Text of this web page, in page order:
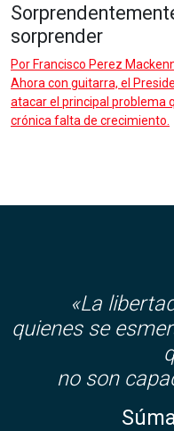
sorprender
Por Francisco Perez
Ahora con guitarra, el
atacar el principal problema
crónica falta de crecimiento.
«La
quienes se
no son